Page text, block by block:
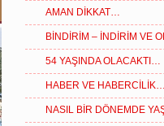
AMAN DİKKAT…
BİNDİRİM – İNDİRİM VE
54 YAŞINDA OLACAKTI…
HABER VE
NASIL BİR DÖNEMDE